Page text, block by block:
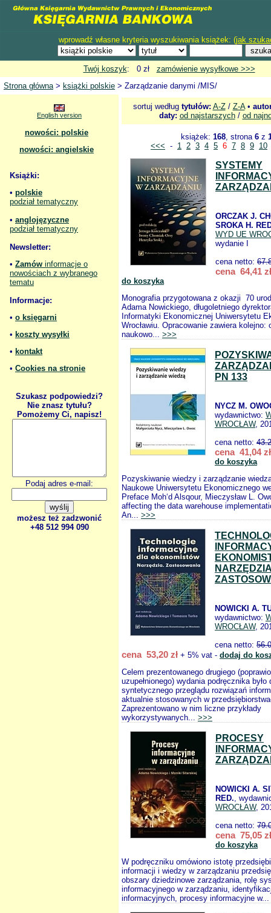
wprowadź własne kryteria wyszukiwania książek: (jak
Twój koszyk: 0 zł zamówienie wysyłkowe >>>
Strona główna> książki polskie > Zarządzanie danymi /MIS/
English version
nowości: polskie
nowości: angielskie
Książki:
• polskie
podział tematyczny
• anglojęzyczne
podział tematyczny
Newsletter:
• Zamów informacje o
nowościach z wybranego
tematu
Informacje:
• o księgarni
• koszty wysyłki
• kontakt
• Cookies na stronie
Szukasz podpowiedzi?
Nie znasz tytułu?
Pomożemy Ci, napisz!
Podaj adres e-mail:
możesz też zadzwonić
+48 512 994 090
sortuj według tytułów: A-Z/ Z-A•
daty: od najstarszych/ od
książek: 168, strona 6 z
<<< - 1 2 3 4 5 6 7 8 9 10
SYSTEMY
ORCZAK J.
SROKA H.
WYD UE
wydanie I
cena netto:
cena 64,41 zł
do koszyka
Monografia przygotowana z okazji 70
Adama Nowickiego, długoletniego
Informatyki Ekonomicznej Uniwersytetu
Wrocławiu. Opracowanie zawiera kolejno:
naukowo... >>>
PN 133
NYCZ M.
wydawnictwo:
WROCŁAW,
cena netto:
cena 41,04 zł
do koszyka
Pozyskiwanie wiedzy i zarządzanie
Naukowe Uniwersytetu Ekonomicznego
Preface Moh‘d Alsqour, Mieczysław L.
affecting the data warehouse
An... >>>
NOWICKI A.
wydawnictwo:
WROCŁAW,
cena netto:
cena 53,20 zł + 5% vat - dodaj do
Celem prezentowanego drugiego
uzupełnionego) wydania podręcznika było
syntetycznego przeglądu rozwiązań
aktualnie stosowanych w
Zaprezentowano w nim liczne przykłady
wykorzystywanych... >>>
PROCESY
NOWICKI A.
RED.,
WROCŁAW,
cena netto:
cena 75,05 zł
do koszyka
W podręczniku omówiono istotę
informacji i wiedzy w zarządzaniu
obszary dziedzinowe zarządzania, rolę
informacyjnego w zarządzaniu,
informacyjnych, procesy informacyjne w...